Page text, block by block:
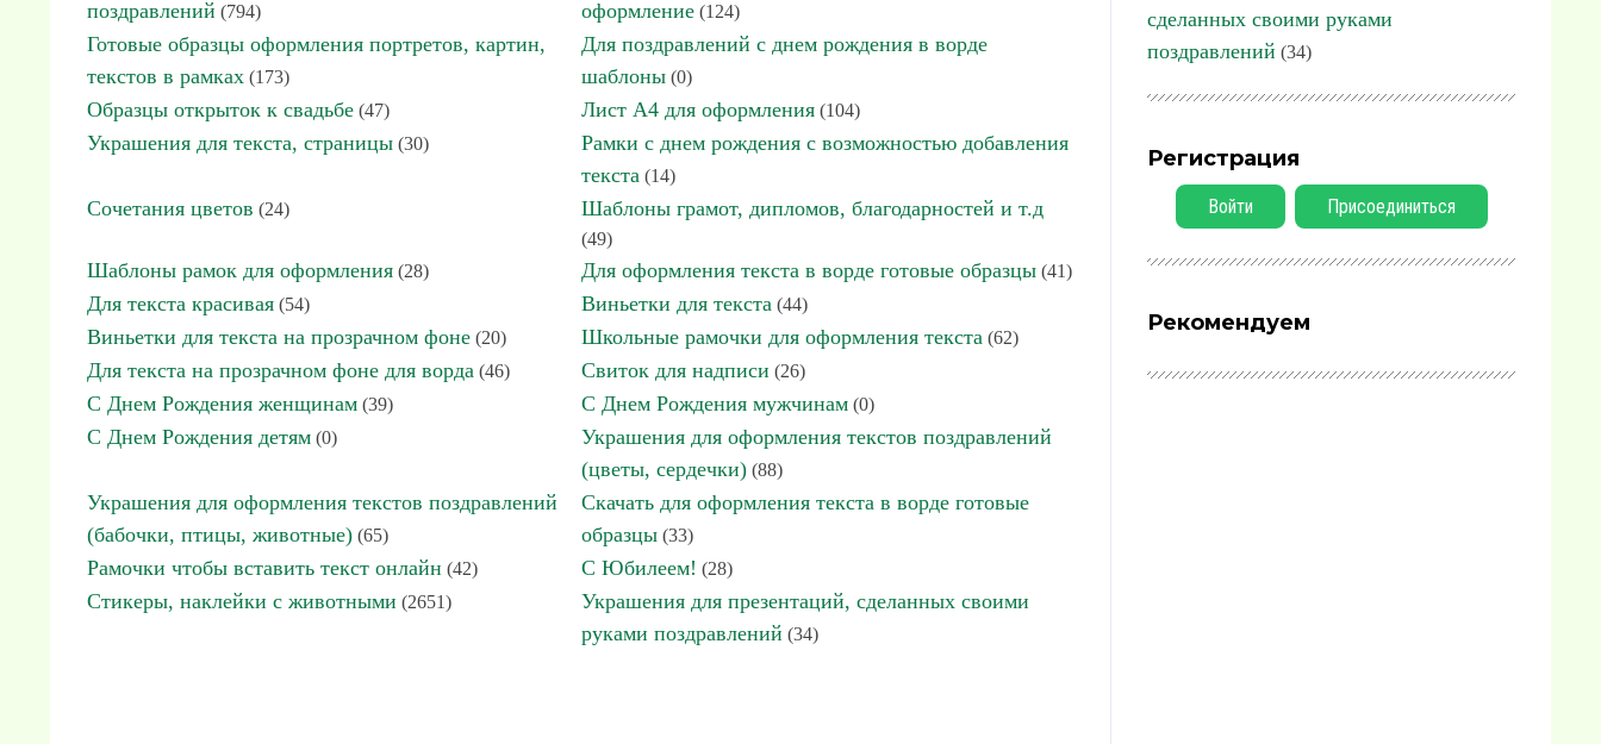
поздравлений (794)
оформление (124)
Готовые образцы оформления портретов, картин,
текстов в рамках (173)
Для поздравлений с днем рождения в ворде
шаблоны (0)
Образцы открыток к свадьбе (47) Лист А4 для оформления (104)
Украшения для текста, страницы (30)
Рамки с днем рождения с возможностью добавления
текста (14)
Сочетания цветов (24) Шаблоны грамот, дипломов, благодарностей и т.д
(49)
Шаблоны рамок для оформления (28) Для оформления текста в ворде готовые образцы (41)
Для текста красивая (54) Виньетки для текста (44)
Виньетки для текста на прозрачном фоне (20) Школьные рамочки для оформления текста (62)
Для текста на прозрачном фоне для ворда (46) Свиток для надписи (26)
С Днем Рождения женщинам (39) С Днем Рождения мужчинам (0)
С Днем Рождения детям (0)
Украшения для оформления текстов поздравлений
(цветы, сердечки) (88)
Украшения для оформления текстов поздравлений
(бабочки, птицы, животные) (65)
Скачать для оформления текста в ворде готовые
образцы (33)
Рамочки чтобы вставить текст онлайн (42) С Юбилеем! (28)
Стикеры, наклейки с животными (2651)
Украшения для презентаций, сделанных своими
руками поздравлений (34)
сделанных своими руками
поздравлений (34)
Регистрация
Войти Присоединиться
Рекомендуем